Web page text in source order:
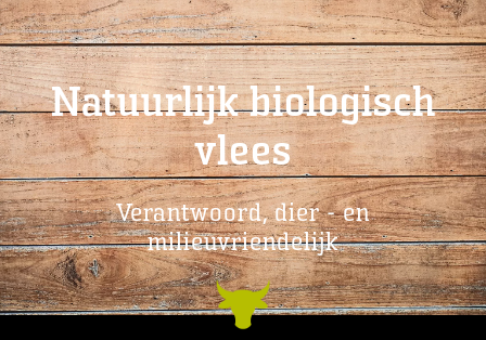
Natuurlijk biologisch
vlees
Verantwoord, dier - en
milieuvriendelijk